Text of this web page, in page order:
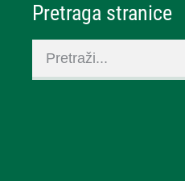
Pretraga stranice